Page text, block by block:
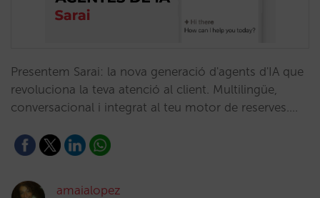
Presentem Sarai: la nova generació d'agents d'IA que
revoluciona la teva atenció al client. Multilingüe,
conversacional i integrat al teu motor de reserves.…
amaialopez